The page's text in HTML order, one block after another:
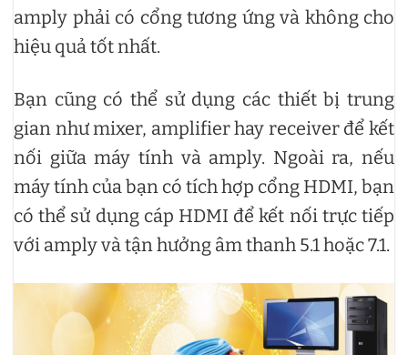
amply phải có cổng tương ứng và không cho
hiệu quả tốt nhất.
Bạn cũng có thể sử dụng các thiết bị trung
gian như mixer, amplifier hay receiver để kết
nối giữa máy tính và amply. Ngoài ra, nếu
máy tính của bạn có tích hợp cổng HDMI, bạn
có thể sử dụng cáp HDMI để kết nối trực tiếp
với amply và tận hưởng âm thanh 5.1 hoặc 7.1.